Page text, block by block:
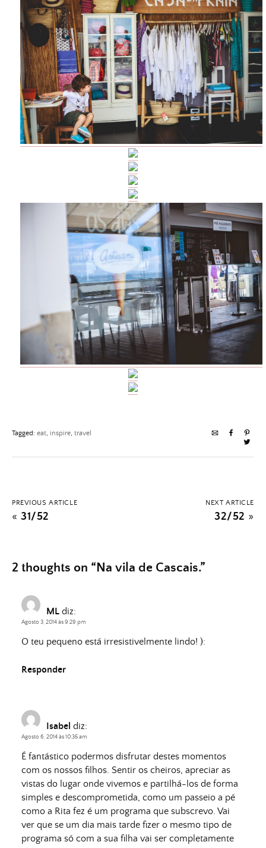
Tagged: eat, inspire, travel
PREVIOUS ARTICLE
«31/52
NEXT ARTICLE
32/52 »
2 thoughts on “Na vila de Cascais.”
ML diz:
Agosto 3, 2014 às 9:29 pm
O teu pequeno está irresistivelmente lindo! ):
Responder
Isabel diz:
Agosto 6, 2014 às 10:35 am
É fantástico podermos disfrutar destes momentos
com os nossos filhos. Sentir os cheiros, apreciar as
vistas do lugar onde vivemos e partilhá-los de forma
simples e descomprometida, como um passeio a pé
como a Rita fez é um programa que subscrevo. Vai
ver que se um dia mais tarde fizer o mesmo tipo de
programa só com a sua filha vai ser completamente